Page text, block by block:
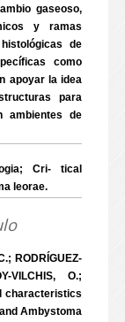
gaseoso,
y ramas
de
como
apoyar la idea
para
ambientes de
Cri- tical
leorae.
RODRÍGUEZ-
VILCHIS, O.;
characteristics
Ambystoma